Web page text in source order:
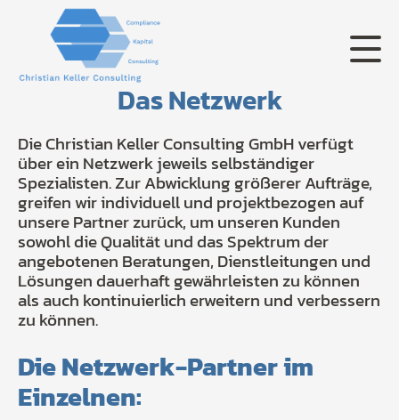
Das Netzwerk
Die Christian Keller Consulting GmbH verfügt
über ein Netzwerk jeweils selbständiger
Spezialisten. Zur Abwicklung größerer Aufträge,
greifen wir individuell und projektbezogen auf
unsere Partner zurück, um unseren Kunden
sowohl die Qualität und das Spektrum der
angebotenen Beratungen, Dienstleitungen und
Lösungen dauerhaft gewährleisten zu können
als auch kontinuierlich erweitern und verbessern
zu können.
Die Netzwerk-Partner im
Einzelnen: